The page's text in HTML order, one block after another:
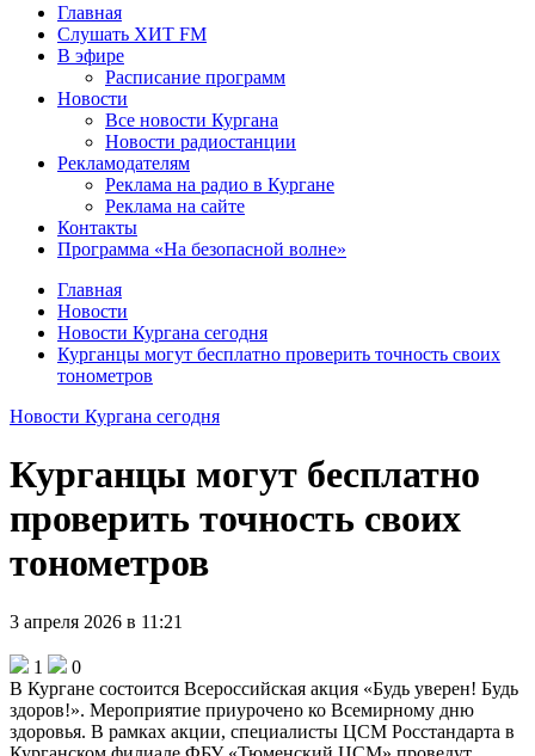
Главная
Слушать ХИТ FM
В эфире
Расписание программ
Новости
Все новости Кургана
Новости радиостанции
Рекламодателям
Реклама на радио в Кургане
Реклама на сайте
Контакты
Программа «На безопасной волне»
Главная
Новости
Новости Кургана сегодня
Курганцы могут бесплатно проверить точность своих
тонометров
Новости Кургана сегодня
Курганцы могут бесплатно
проверить точность своих
тонометров
3 апреля 2026 в 11:21
1
0
В Кургане состоится Всероссийская акция «Будь уверен! Будь
здоров!». Мероприятие приурочено ко Всемирному дню
здоровья. В рамках акции, специалисты ЦСМ Росстандарта в